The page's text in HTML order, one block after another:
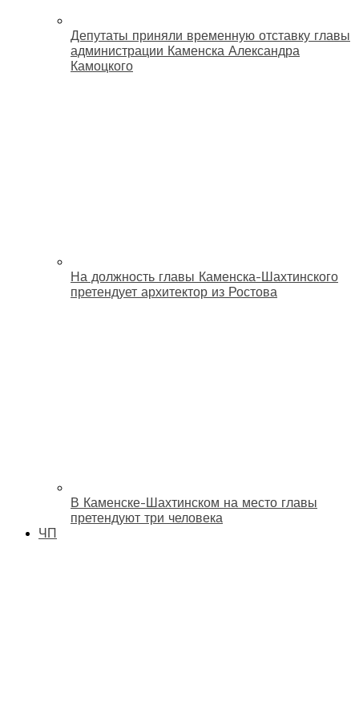
Депутаты приняли временную отставку главы
администрации Каменска Александра
Камоцкого
На должность главы Каменска-Шахтинского
претендует архитектор из Ростова
В Каменске-Шахтинском на место главы
претендуют три человека
ЧП